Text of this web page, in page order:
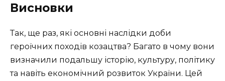
Висновки
Так, ще раз, які основні наслідки доби
героїчних походів козацтва? Багато в чому вони
визначили подальшу історію, культуру, політику
та навіть економічний розвиток України. Цей